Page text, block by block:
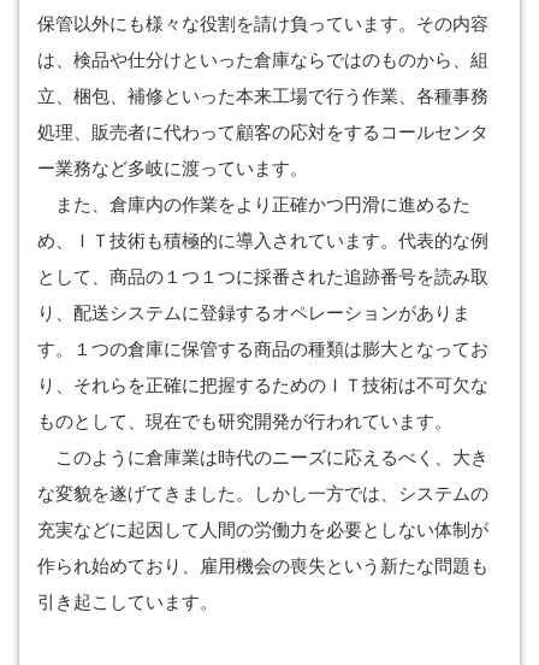
保管以外にも様々な役割を請け負っています。その内容
は、検品や仕分けといった倉庫ならではのものから、組
立、梱包、補修といった本来工場で行う作業、各種事務
処理、販売者に代わって顧客の応対をするコールセンタ
ー業務など多岐に渡っています。
また、倉庫内の作業をより正確かつ円滑に進めるた
め、ＩＴ技術も積極的に導入されています。代表的な例
として、商品の１つ１つに採番された追跡番号を読み取
り、配送システムに登録するオペレーションがありま
す。１つの倉庫に保管する商品の種類は膨大となってお
り、それらを正確に把握するためのＩＴ技術は不可欠な
ものとして、現在でも研究開発が行われています。
このように倉庫業は時代のニーズに応えるべく、大き
な変貌を遂げてきました。しかし一方では、システムの
充実などに起因して人間の労働力を必要としない体制が
作られ始めており、雇用機会の喪失という新たな問題も
引き起こしています。